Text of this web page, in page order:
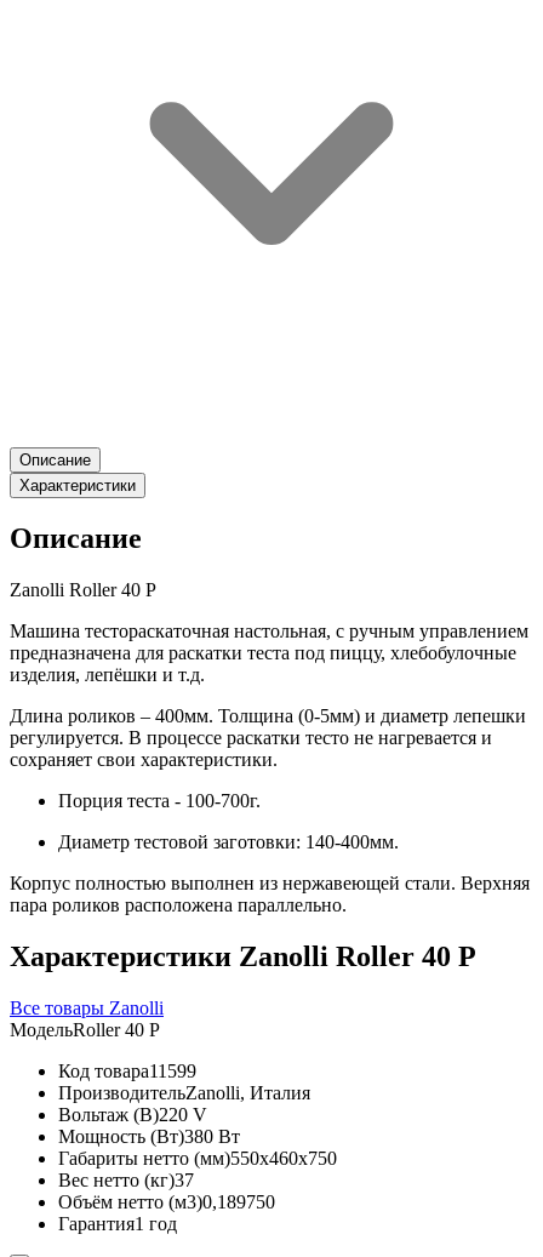
Описание
Характеристики
Описание
Zanolli Roller 40 P
Машина тестораскаточная настольная, с ручным управлением
предназначена для раскатки теста под пиццу, хлебобулочные
изделия, лепёшки и т.д.
Длина роликов – 400мм. Толщина (0-5мм) и диаметр лепешки
регулируется. В процессе раскатки тесто не нагревается и
сохраняет свои характеристики.
Порция теста - 100-700г.
Диаметр тестовой заготовки: 140-400мм.
Корпус полностью выполнен из нержавеющей стали. Верхняя
пара роликов расположена параллельно.
Характеристики Zanolli Roller 40 P
Все товары Zanolli
МодельRoller 40 P
Код товара11599
ПроизводительZanolli, Италия
Вольтаж (В)220 V
Мощность (Вт)380 Вт
Габариты нетто (мм)550x460x750
Вес нетто (кг)37
Объём нетто (м3)0,189750
Гарантия1 год